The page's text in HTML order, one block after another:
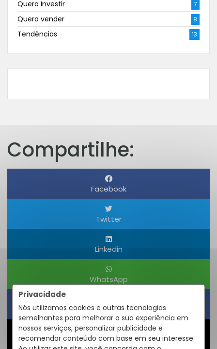
Privacidade
Nós utilizamos cookies e outras tecnologias
semelhantes para melhorar a sua experiência em
nossos serviços, personalizar publicidade e
recomendar conteúdo com base em seu interesse.
Quero Investir 7
Quero vender 8
Tendências 13
Compartilhe:
Facebook
Twitter
Linkedin
WhatsApp
Obter um Link
Compartilhar